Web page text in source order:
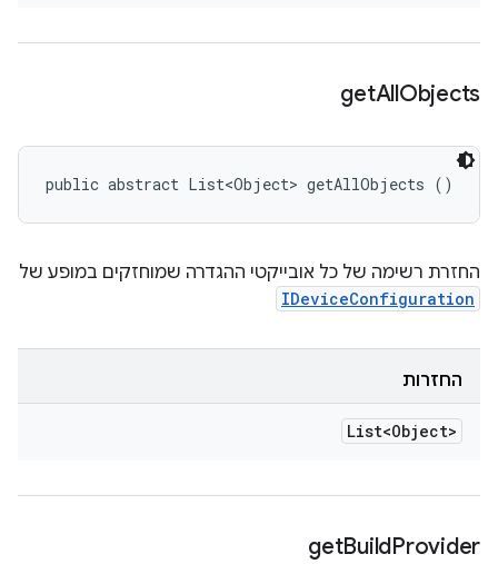
getAllObjects
public abstract List<Object> getAllObjects ()
החזרת רשימה של כל אובייקטי ההגדרה שמוחזקים במופע של
IDeviceConfiguration
החזרות
List<Object>
getBuildProvider